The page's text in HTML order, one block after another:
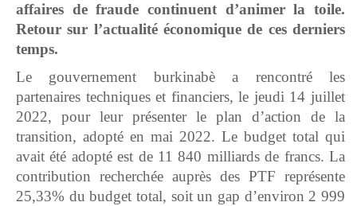
affaires de fraude continuent d’animer la toile.
Retour sur l’actualité économique de ces derniers
temps.
Le gouvernement burkinabè a rencontré les
partenaires techniques et financiers, le jeudi 14 juillet
2022, pour leur présenter le plan d’action de la
transition, adopté en mai 2022. Le budget total qui
avait été adopté est de 11 840 milliards de francs. La
contribution recherchée auprès des PTF représente
25,33% du budget total, soit un gap d’environ 2 999